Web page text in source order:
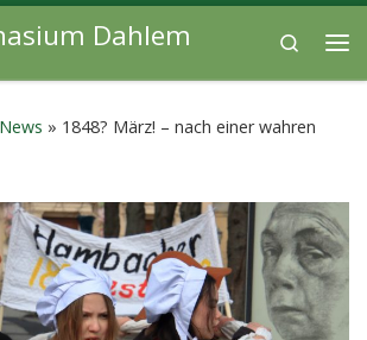
Dahlem
Search
» 1848? März! – nach einer wahren